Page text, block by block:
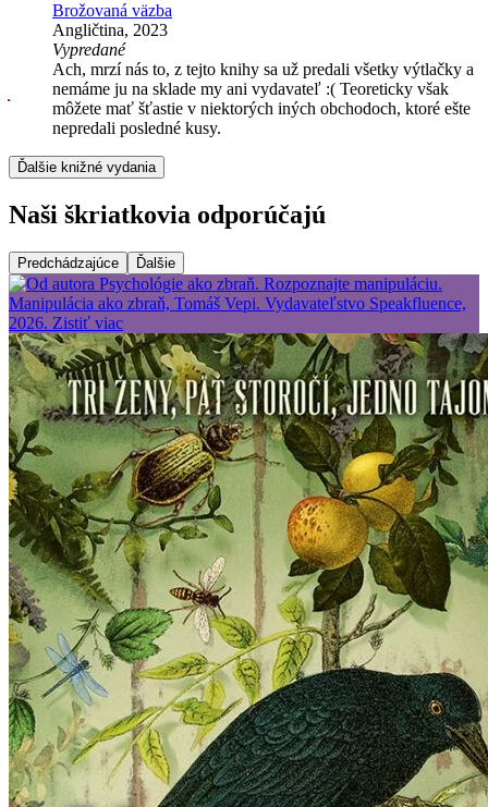
Brožovaná väzba
Angličtina, 2023
Vypredané
Ach, mrzí nás to, z tejto knihy sa už predali všetky výtlačky a
nemáme ju na sklade my ani vydavateľ :( Teoreticky však
môžete mať šťastie v niektorých iných obchodoch, ktoré ešte
nepredali posledné kusy.
Ďalšie knižné vydania
Naši škriatkovia odporúčajú
Predchádzajúce Ďalšie